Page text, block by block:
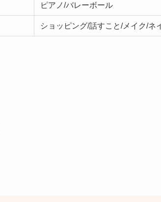
ピアノ/バレーボール
ショッピング/話すこと/メイク/ネ